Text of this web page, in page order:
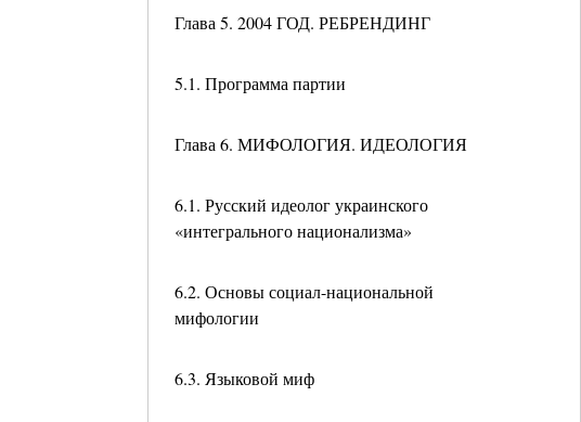
Глава 5. 2004 ГОД. РЕБРЕНДИНГ
5.1. Программа партии
Глава 6. МИФОЛОГИЯ. ИДЕОЛОГИЯ
6.1. Русский идеолог украинского
«интегрального национализма»
6.2. Основы социал-национальной
мифологии
6.3. Языковой миф